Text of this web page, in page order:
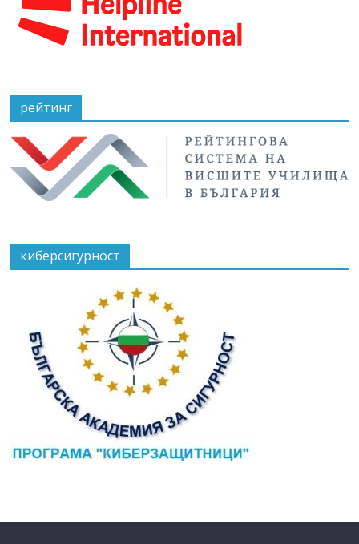
рейтинг
киберсигурност